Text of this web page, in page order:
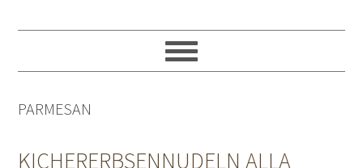
PARMESAN
KICHERERBSENNUDELN ALLA